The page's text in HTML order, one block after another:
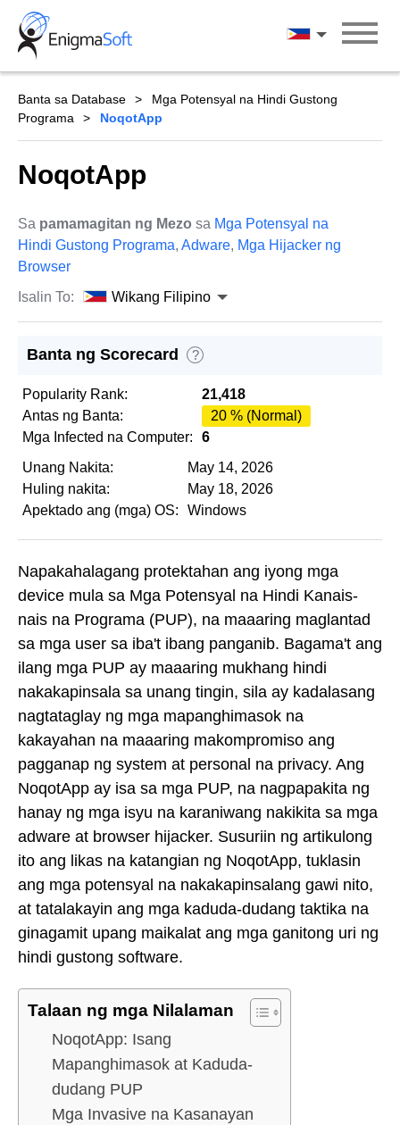
Skip
content
Wikang Filipino
Banta sa Database
Mga Potensyal na Hindi Gustong
Programa
NoqotApp
NoqotApp
Sa pamamagitan ng Mezo sa Mga Potensyal na
Hindi Gustong Programa, Adware, Mga Hijacker ng
Browser
Isalin To:
Wikang Filipino
Banta ng Scorecard ?
Popularity Rank:
21,418
Antas ng Banta:
20 % (Normal)
Mga Infected na Computer:
6
Unang Nakita:
May 14, 2026
Huling nakita:
May 18, 2026
Apektado ang (mga) OS:
Windows
Napakahalagang protektahan ang iyong mga
device mula sa Mga Potensyal na Hindi Kanais-
nais na Programa (PUP), na maaaring maglantad
sa mga user sa iba't ibang panganib. Bagama't ang
ilang mga PUP ay maaaring mukhang hindi
nakakapinsala sa unang tingin, sila ay kadalasang
nagtataglay ng mga mapanghimasok na
kakayahan na maaaring makompromiso ang
pagganap ng system at personal na privacy. Ang
NoqotApp ay isa sa mga PUP, na nagpapakita ng
hanay ng mga isyu na karaniwang nakikita sa mga
adware at browser hijacker. Susuriin ng artikulong
ito ang likas na katangian ng NoqotApp, tuklasin
ang mga potensyal na nakakapinsalang gawi nito,
at tatalakayin ang mga kaduda-dudang taktika na
ginagamit upang maikalat ang mga ganitong uri ng
hindi gustong software.
Talaan ng mga Nilalaman
NoqotApp: Isang
Mapanghimasok at Kaduda-
dudang PUP
Mga Invasive na Kasanayan